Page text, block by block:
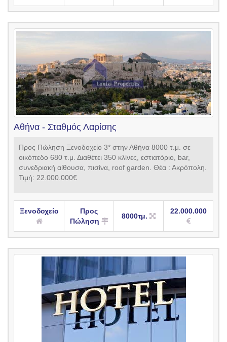
Αθήνα - Σταθμός Λαρίσης
Προς Πώληση Ξενοδοχείο 3* στην Αθήνα 8000 τ.μ. σε
οικόπεδο 680 τ.μ. Διαθέτει 350 κλίνες, εστιατόριο, bar,
συνεδριακή αίθουσα, πισίνα, roof garden. Θέα : Ακρόπολη.
Τιμή: 22.000.000€
Ξενοδοχείο
Προς
Πώληση
8000τμ.
22.000.000